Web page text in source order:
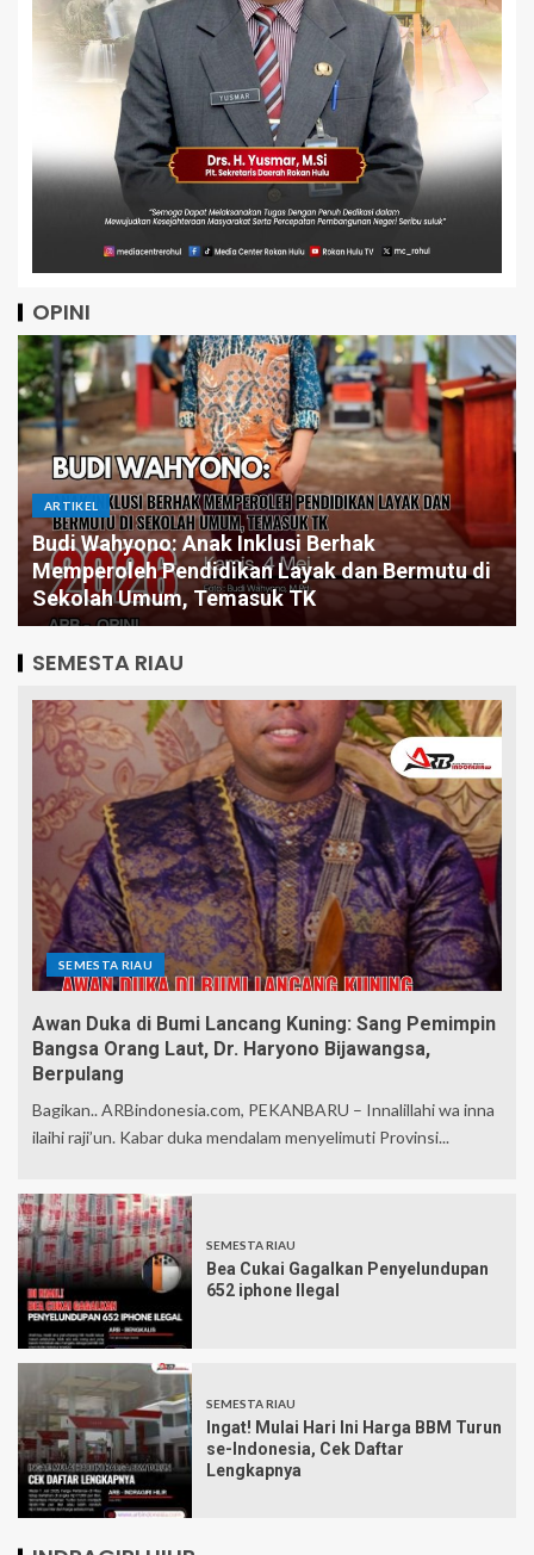
OPINI
ARTIKEL
Budi Wahyono: Anak Inklusi Berhak
Memperoleh Pendidikan Layak dan Bermutu di
Sekolah Umum, Temasuk TK
SEMESTA RIAU
SEMESTA RIAU
Awan Duka di Bumi Lancang Kuning: Sang Pemimpin
Bangsa Orang Laut, Dr. Haryono Bijawangsa,
Berpulang
Bagikan.. ARBindonesia.com, PEKANBARU – Innalillahi wa inna
ilaihi raji’un. Kabar duka mendalam menyelimuti Provinsi...
SEMESTA RIAU
Bea Cukai Gagalkan Penyelundupan
652 iphone Ilegal
SEMESTA RIAU
Ingat! Mulai Hari Ini Harga BBM Turun
se-Indonesia, Cek Daftar
Lengkapnya